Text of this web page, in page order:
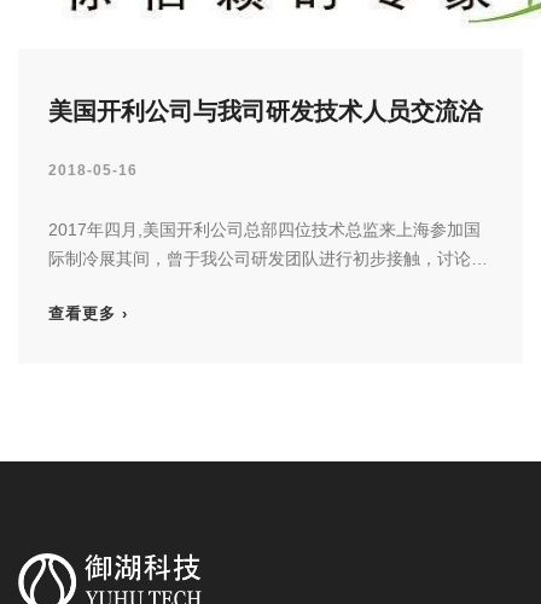
美国开利公司与我司研发技术人员交流洽
谈
2018-05-16
2017年四月,美国开利公司总部四位技术总监来上海参加国
际制冷展其间，曾于我公司研发团队进行初步接触，讨论合
查看更多 ›